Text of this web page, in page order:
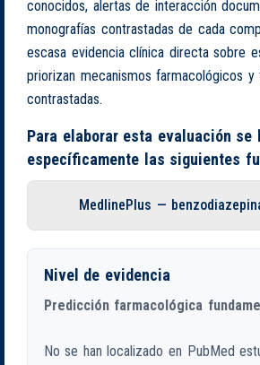
conocidos, alertas de interacción
monografías contrastadas de cada
escasa evidencia clínica directa sobre
priorizan mecanismos farmacológicos y
contrastadas.
Para elaborar esta evaluación se
específicamente las siguientes
MedlinePlus —
Nivel de evidencia
Predicción farmacológica
No se han localizado en PubMed